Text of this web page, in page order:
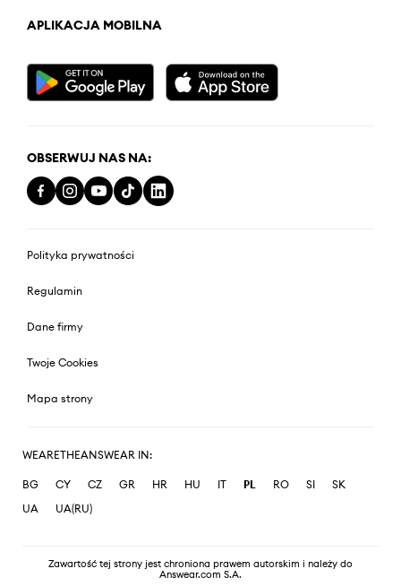
APLIKACJA MOBILNA
OBSERWUJ NAS NA:
Polityka prywatności
Regulamin
Dane firmy
Twoje Cookies
Mapa strony
WEARETHEANSWEAR IN:
BG CY CZ GR HR HU IT PL RO SI
SK
UA
UA(RU)
Zawartość tej strony jest chroniona prawem autorskim i należy do
Answear.com S.A.